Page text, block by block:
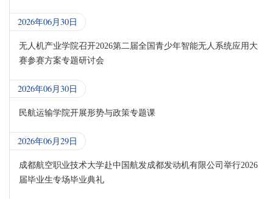
2026年06月30日
无人机产业学院召开2026第二届全国青少年智能无人系统应用大
赛参赛方案专题研讨会
2026年06月30日
民航运输学院开展形势与政策专题课
2026年06月29日
成都航空职业技术大学赴中国航发成都发动机有限公司举行2026
届毕业生专场毕业典礼